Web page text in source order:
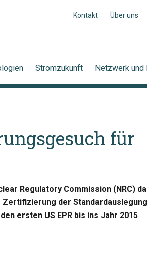
Kontakt Über uns
Stromzukunft Netzwerk und
für
Regulatory Commission (NRC)
der Standardauslegung
ersten US EPR bis ins Jahr 2015